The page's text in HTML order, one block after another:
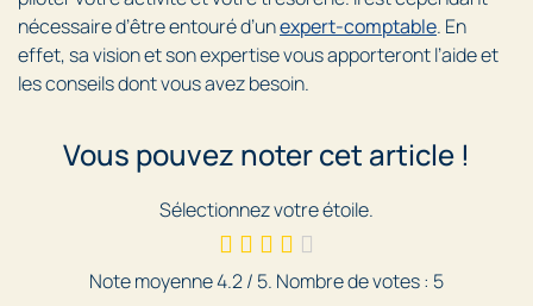
nécessaire d’être entouré d’unexpert-comptable. En
effet, sa vision et son expertise vous apporteront l’aide et
les conseils dont vous avez besoin.
Vous pouvez noter cet article !
Sélectionnez votre étoile.
Note moyenne4.2/ 5. Nombre de votes : 5